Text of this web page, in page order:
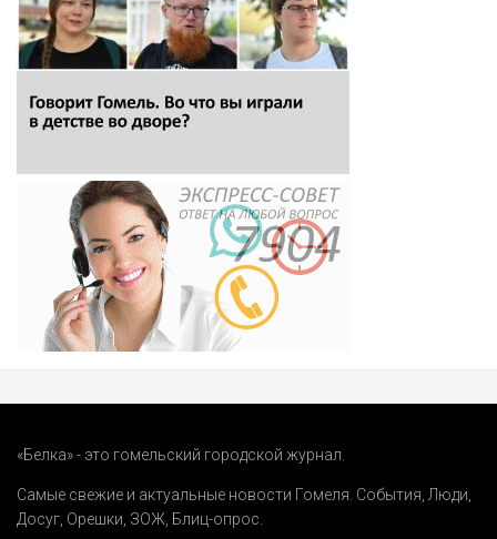
«Белка» - это гомельский городской журнал.
Самые свежие и актуальные новости Гомеля. События Люди
Досуг Орешки ЗОЖ Блиц-опрос